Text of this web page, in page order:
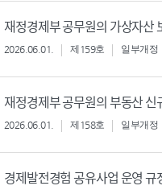
재정경제부 공무원의 가상자산
2026.06.01. 제159호 일부개정
재정경제부 공무원의 부동산
2026.06.01. 제158호 일부개정
경제발전경험 공유사업 운영 규